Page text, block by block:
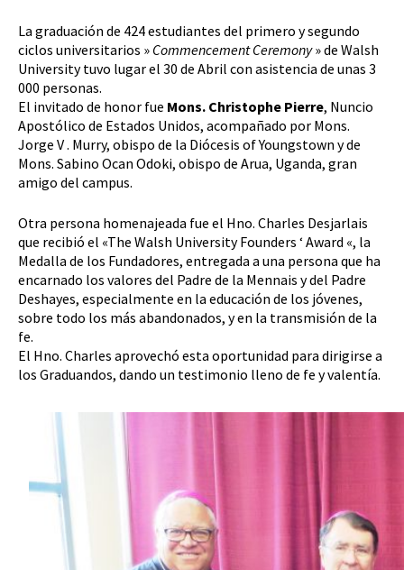
La graduación de 424 estudiantes del primero y segundo
ciclos universitarios » Commencement Ceremony» de Walsh
University tuvo lugar el 30 de Abril con asistencia de unas 3
000 personas.
El invitado de honor fue Mons. Christophe Pierre, Nuncio
Apostólico de Estados Unidos, acompañado por Mons.
Jorge V . Murry, obispo de la Diócesis of Youngstown y de
Mons. Sabino Ocan Odoki, obispo de Arua, Uganda, gran
amigo del campus.
Otra persona homenajeada fue el Hno. Charles Desjarlais
que recibió el «The Walsh University Founders ‘ Award «, la
Medalla de los Fundadores, entregada a una persona que ha
encarnado los valores del Padre de la Mennais y del Padre
Deshayes, especialmente en la educación de los jóvenes,
sobre todo los más abandonados, y en la transmisión de la
fe.
El Hno. Charles aprovechó esta oportunidad para dirigirse a
los Graduandos, dando un testimonio lleno de fe y valentía.